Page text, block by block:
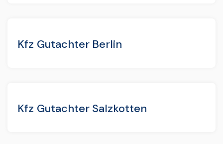
Kfz Gutachter Berlin
Kfz Gutachter Salzkotten